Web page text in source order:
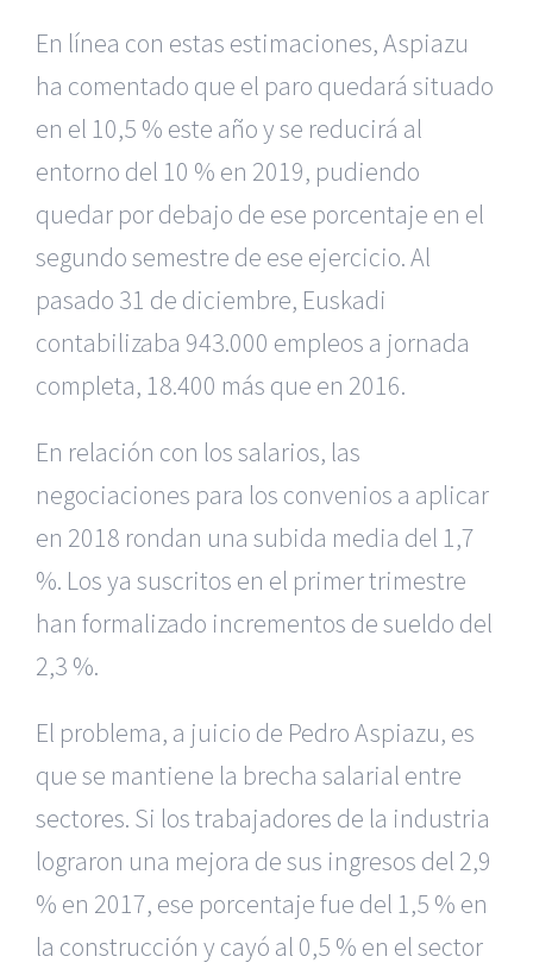
En línea con estas estimaciones, Aspiazu
ha comentado que el paro quedará situado
en el 10,5 % este año y se reducirá al
entorno del 10 % en 2019, pudiendo
quedar por debajo de ese porcentaje en el
segundo semestre de ese ejercicio. Al
pasado 31 de diciembre, Euskadi
contabilizaba 943.000 empleos a jornada
completa, 18.400 más que en 2016.
En relación con los salarios, las
negociaciones para los convenios a aplicar
en 2018 rondan una subida media del 1,7
%. Los ya suscritos en el primer trimestre
han formalizado incrementos de sueldo del
2,3 %.
El problema, a juicio de Pedro Aspiazu, es
que se mantiene la brecha salarial entre
sectores. Si los trabajadores de la industria
lograron una mejora de sus ingresos del 2,9
% en 2017, ese porcentaje fue del 1,5 % en
la construcción y cayó al 0,5 % en el sector
|Reclamación de Accidentes en Alicante|Reclamación
de Accidentes en Madrid|BGD Abogados Madrid|GM